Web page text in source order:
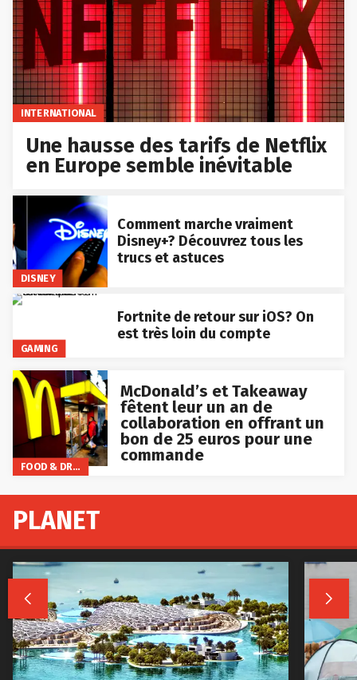
INTERNATIONAL
Une hausse des tarifs de Netflix
en Europe semble inévitable
DISNEY
Comment marche vraiment
Disney+? Découvrez tous les
trucs et astuces
GAMING
Fortnite de retour sur iOS? On
est très loin du compte
FOOD & DRINKS
McDonald’s et Takeaway
fêtent leur un an de
collaboration en offrant un
bon de 25 euros pour une
commande
PLANET
 